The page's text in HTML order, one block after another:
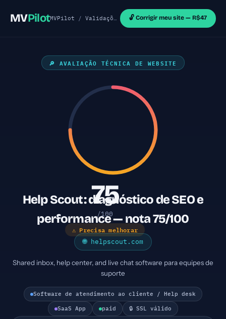
MVPilotMVPilot /Validações de MVP /Sites Shopify/ Help
🔓 Corrigir meu site — R$47
🔎 AVALIAÇÃO TÉCNICA DE WEBSITE
75
/100
⚠ Precisa melhorar
Help Scout: diagnóstico de SEO e
performance — nota 75/100
🌐 helpscout.com
Shared inbox, help center, and live chat software para equipes de
suporte
Software de atendimento ao cliente / Help desk
SaaS App paid 🔒 SSL válido